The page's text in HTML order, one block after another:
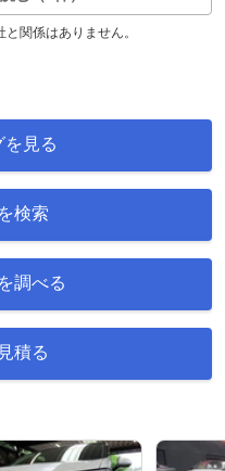
関係はありません。
を見る
検索
調べる
積る